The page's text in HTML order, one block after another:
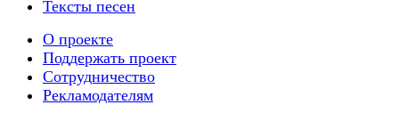
Тексты песен
О проекте
Поддержать проект
Сотрудничество
Рекламодателям